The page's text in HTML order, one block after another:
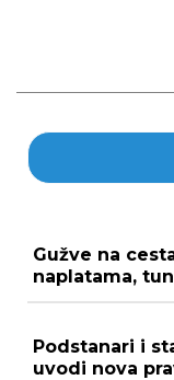
Gužve na
naplatama,
Podstanari i
uvodi nova